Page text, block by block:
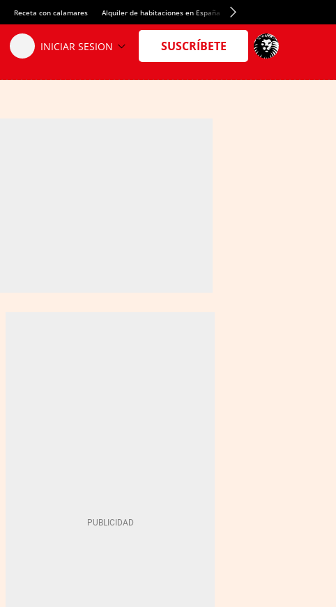
Receta con calamares Alquiler de habitaciones en España Crédito del Spotify Camp Nou